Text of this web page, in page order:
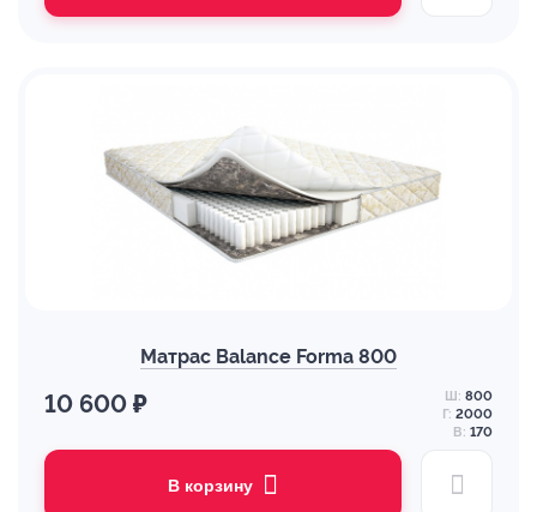
Матрас Balance Forma 800
10 600 ₽ Ш: 800
Г: 2000
В: 170
В корзину